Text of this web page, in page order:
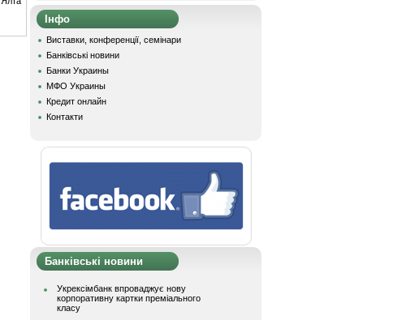
Інфо
Виставки, конференції, семінари
Банківські новини
Банки Украины
МФО Украины
Кредит онлайн
Контакти
Банківські новини
Укрексімбанк впроваджує нову
корпоративну картки преміального
класу